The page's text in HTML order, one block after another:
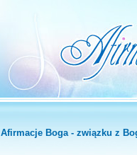
Afirmacje Boga - związku z